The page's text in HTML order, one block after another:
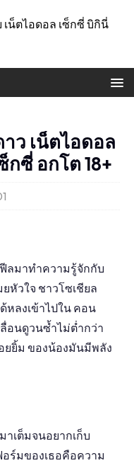
ว เน็ตไอดอล
ซี่ อกโต 18+
ลมาทำความรู้จักกับ
หัวใจ ชาวโซเชียล
หลงเข้าไปใน คอน
อนดูวนซ้ำไม่ต่ำกว่า
ยยิ้ม ของน้องมันมีพลัง
าเต็มจนอยากเก็บ
อร์มของเธอคือความ